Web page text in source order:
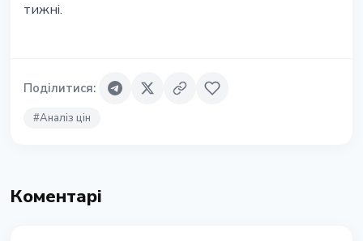
тижні.
Поділитися:
#Аналіз цін
Коментарі